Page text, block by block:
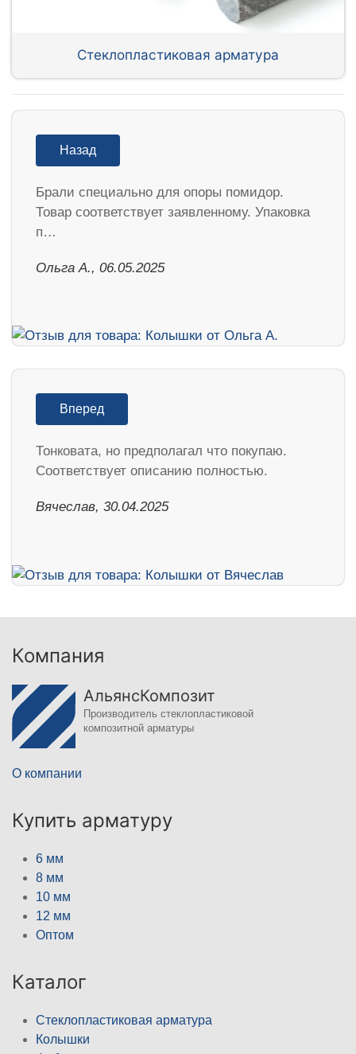
Стеклопластиковая арматура
Назад
Брали специально для опоры помидор.
Товар соответствует заявленному. Упаковка
п…
Ольга А., 06.05.2025
Вперед
Тонковата, но предполагал что покупаю.
Соответствует описанию полностью.
Вячеслав, 30.04.2025
Компания
АльянсКомпозит
Производитель стеклопластиковой
композитной арматуры
О компании
Купить арматуру
6 мм
8 мм
10 мм
12 мм
Оптом
Каталог
Стеклопластиковая арматура
Колышки